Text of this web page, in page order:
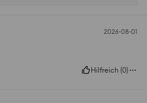
2026-08-01
Hilfreich (0)